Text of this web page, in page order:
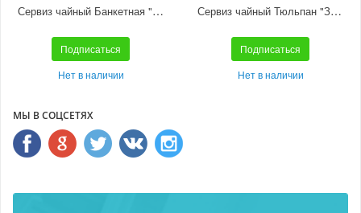
Сервиз чайный Банкетная "Мосты Санкт-Петербурга" 6/21
Подписаться
Нет в наличии
Сервиз чайный Тюльпан "Золотые травки" 6/14
Подписаться
Нет в наличии
МЫ В СОЦСЕТЯХ